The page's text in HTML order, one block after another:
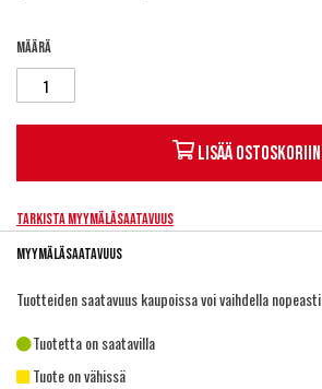
Määrä
Lisää ostoskoriin
Tarkista myymäläsaatavuus
Myymäläsaatavuus
Tuotteiden saatavuus kaupoissa voi vaihdella nopeasti.
Tuotetta on saatavilla
Tuote on vähissä